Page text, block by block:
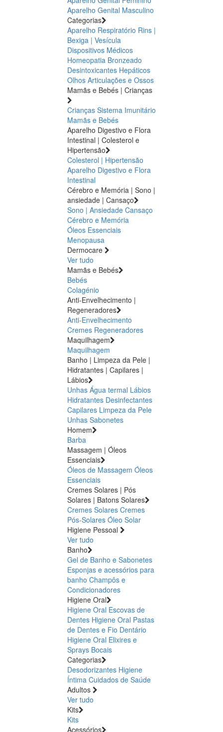
Aparelho Genital Masculino
Categorias
Aparelho Respiratório Rins |
Bexiga | Vesícula
Dispositivos Médicos
Homeopatia Bronzeado
Desintoxicantes Hepáticos
Olhos Articulações e Ossos
Mamãs e Bebés | Crianças
Crianças Sistema Imunitário
Mamãs e Bebés
Aparelho Digestivo e Flora
Intestinal | Colesterol e
Hipertensão
Colesterol | Hipertensão
Aparelho Digestivo e Flora
Intestinal
Cérebro e Memória | Sono |
ansiedade | Cansaço
Sono | Ansiedade Cansaço
Cérebro e Memória
Óleos Essenciais
Menopausa
Dermocare
Ver tudo
Mamãs e Bebés
Bebés
Colagénio
Anti-Envelhecimento |
Regeneradores
Anti-Envelhecimento
Cremes Regeneradores
Maquilhagem
Maquilhagem
Banho | Limpeza da Pele |
Hidratantes | Capilares |
Lábios
Unhas Água termal Lábios
Hidratantes Desinfectantes
Capilares Limpeza da Pele
Unhas Sabonetes
Homem
Barba
Massagem | Óleos
Essenciais
Óleos de Massagem Óleos
Essenciais
Cremes Solares | Pós
Solares | Batons Solares
Cremes Solares Cremes
Pós-Solares Óleo Solar
Higiene Pessoal
Ver tudo
Banho
Gel de Banho e Sabonetes
Esponjas e acessórios para
banho Champôs e
Condicionadores
Higiene Oral
Higiene Oral Escovas de
Dentes Higiene Oral Pastas
de Dentes e Fio Dentário
Higiene Oral Elixires e
Sprays Bocais
Categorias
Desodorizantes Higiene
Íntima Cuidados de Saúde
Adultos
Ver tudo
Kits
Kits
Acessórios